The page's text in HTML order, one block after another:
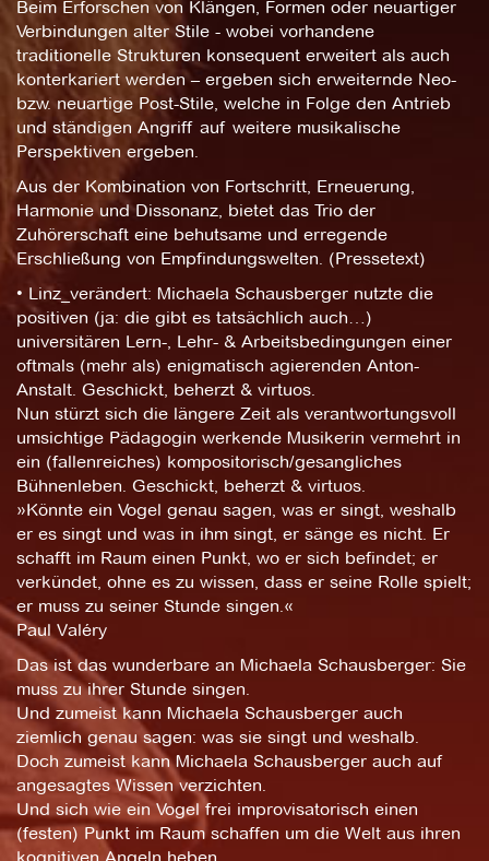
Beim Erforschen von Klängen, Formen oder neuartiger
Verbindungen alter Stile - wobei vorhandene
traditionelle Strukturen konsequent erweitert als auch
konterkariert werden – ergeben sich erweiternde Neo-
bzw. neuartige Post-Stile, welche in Folge den Antrieb
und ständigen Angriff auf weitere musikalische
Perspektiven ergeben.
Aus der Kombination von Fortschritt, Erneuerung,
Harmonie und Dissonanz, bietet das Trio der
Zuhörerschaft eine behutsame und erregende
Erschließung von Empfindungswelten. (Pressetext)
• Linz_verändert: Michaela Schausberger nutzte die
positiven (ja: die gibt es tatsächlich auch…)
universitären Lern-, Lehr- & Arbeitsbedingungen einer
oftmals (mehr als) enigmatisch agierenden Anton-
Anstalt. Geschickt, beherzt & virtuos.
Nun stürzt sich die längere Zeit als verantwortungsvoll
umsichtige Pädagogin werkende Musikerin vermehrt in
ein (fallenreiches) kompositorisch/gesangliches
Bühnenleben. Geschickt, beherzt & virtuos.
»Könnte ein Vogel genau sagen, was er singt, weshalb
er es singt und was in ihm singt, er sänge es nicht. Er
schafft im Raum einen Punkt, wo er sich befindet; er
verkündet, ohne es zu wissen, dass er seine Rolle spielt;
er muss zu seiner Stunde singen.«
Paul Valéry
Das ist das wunderbare an Michaela Schausberger: Sie
muss zu ihrer Stunde singen.
Und zumeist kann Michaela Schausberger auch
ziemlich genau sagen: was sie singt und weshalb.
Doch zumeist kann Michaela Schausberger auch auf
angesagtes Wissen verzichten.
Und sich wie ein Vogel frei improvisatorisch einen
(festen) Punkt im Raum schaffen um die Welt aus ihren